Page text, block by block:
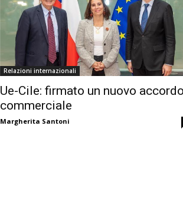
Relazioni internazionali
Ue-Cile: firmato un nuovo
commerciale
Margherita Santoni